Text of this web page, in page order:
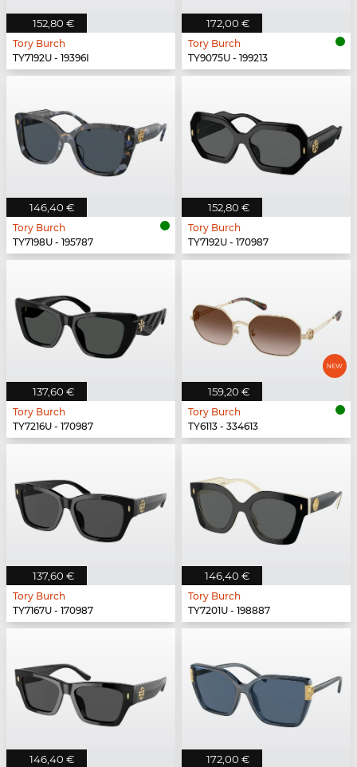
152,80 €
Tory Burch
TY7192U - 19396I
172,00 €
Tory Burch
TY9075U - 199213
146,40 €
Tory Burch
TY7198U - 195787
152,80 €
Tory Burch
TY7192U - 170987
137,60 €
Tory Burch
TY7216U - 170987
159,20 €
Tory Burch
TY6113 - 334613
137,60 €
Tory Burch
TY7167U - 170987
146,40 €
Tory Burch
TY7201U - 198887
146,40 € 172,00 €